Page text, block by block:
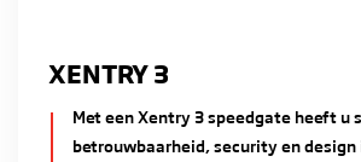
XENTRY 3
Met een Xentry 3 speedgate heeft u
betrouwbaarheid, security en design